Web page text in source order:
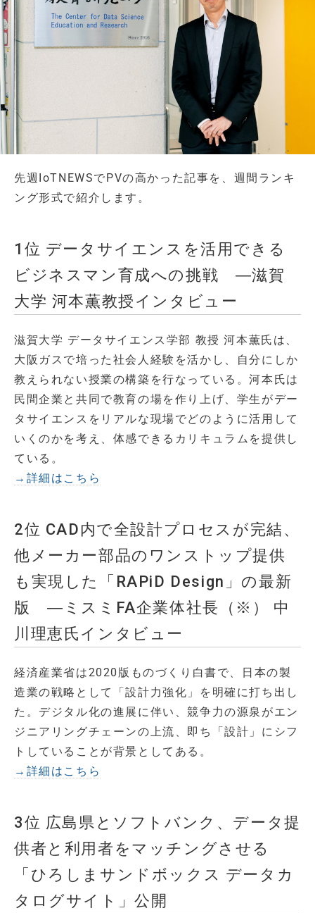
先週IoTNEWSでPVの高かった記事を、週間ランキ
ング形式で紹介します。
1位 データサイエンスを活用できる
ビジネスマン育成への挑戦 ―滋賀
大学 河本薫教授インタビュー
滋賀大学 データサイエンス学部 教授 河本薫氏は、
大阪ガスで培った社会人経験を活かし、自分にしか
教えられない授業の構築を行なっている。河本氏は
民間企業と共同で教育の場を作り上げ、学生がデー
タサイエンスをリアルな現場でどのように活用して
いくのかを考え、体感できるカリキュラムを提供し
ている。
→詳細はこちら
2位 CAD内で全設計プロセスが完結、
他メーカー部品のワンストップ提供
も実現した「RAPiD Design」の最新
版 ―ミスミFA企業体社長（※） 中
川理恵氏インタビュー
経済産業省は2020版ものづくり白書で、日本の製
造業の戦略として「設計力強化」を明確に打ち出し
た。デジタル化の進展に伴い、競争力の源泉がエン
ジニアリングチェーンの上流、即ち「設計」にシフ
トしていることが背景としてある。
→詳細はこちら
3位 広島県とソフトバンク、データ提
供者と利用者をマッチングさせる
「ひろしまサンドボックス データカ
タログサイト」公開